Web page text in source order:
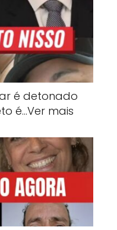
é detonado
é…Ver mais